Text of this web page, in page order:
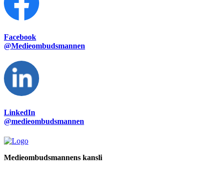
Facebook
@Medieombudsmannen
LinkedIn
@medieombudsmannen
Medieombudsmannens kansli